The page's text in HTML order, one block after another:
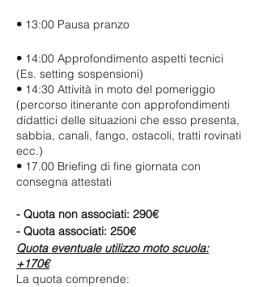
• 13:00 Pausa pranzo
• 14:00 Approfondimento aspetti tecnici
(Es. setting sospensioni)
• 14:30 Attività in moto del pomeriggio
(percorso itinerante con approfondimenti
didattici delle situazioni che esso presenta,
sabbia, canali, fango, ostacoli, tratti rovinati
ecc.)
• 17.00 Briefing di fine giornata con
consegna attestati
- Quota non associati: 290€
- Quota associati: 250€
Quota eventuale utilizzo moto scuola:
+170€
La quota comprende: